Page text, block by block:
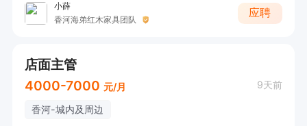
小薛
香河海弟红木家具团队
应聘
店面主管
4000-7000 元/月 9天前
香河-城内及周边